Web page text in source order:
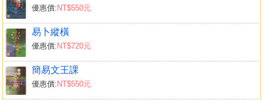
優惠價: NT$550元
易卜縱橫
優惠價: NT$720元
簡易文王課
優惠價: NT$550元